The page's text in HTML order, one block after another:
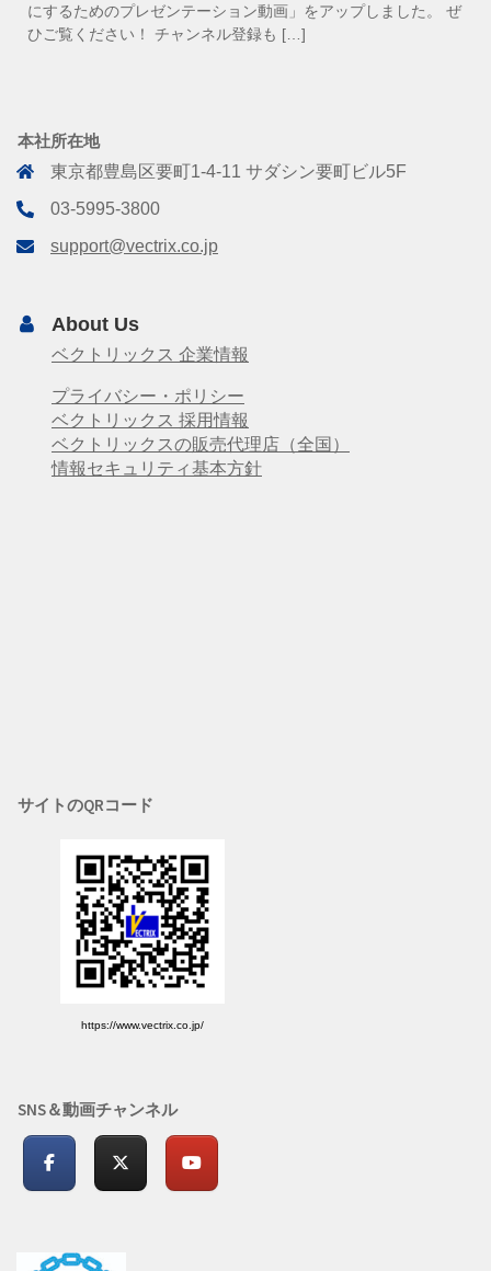
にするためのプレゼンテーション動画」をアップしました。 ぜ
ひご覧ください！ チャンネル登録も […]
本社所在地
東京都豊島区要町1-4-11 サダシン要町ビル5F
03-5995-3800
support@vectrix.co.jp
About Us
ベクトリックス 企業情報
プライバシー・ポリシー
ベクトリックス 採用情報
ベクトリックスの販売代理店（全国）
情報セキュリティ基本方針
サイトのQRコード
https://www.vectrix.co.jp/
SNS＆動画チャンネル